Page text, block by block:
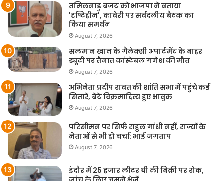
तमिलनाडु बजट को भाजपा ने बताया
'दृष्टिहीन', कावेरी पर सर्वदलीय बैठक का
किया समर्थन
August 7, 2026
सलमान खान के गैलेक्सी अपार्टमेंट के बाहर
ड्यूटी पर तैनात कांस्टेबल गणेश की मौत
August 7, 2026
अभिनेता प्रदीप रावत की शांति सभा में पहुंचे कई
सितारे, बेटे विक्रमादित्य हुए भावुक
August 7, 2026
परिसीमन पर सिर्फ राहुल गांधी नहीं, राज्यों के
नेताओं से भी हो चर्चा: भाई जगताप
August 7, 2026
इंदौर में 25 हजार लीटर घी की बिक्री पर रोक,